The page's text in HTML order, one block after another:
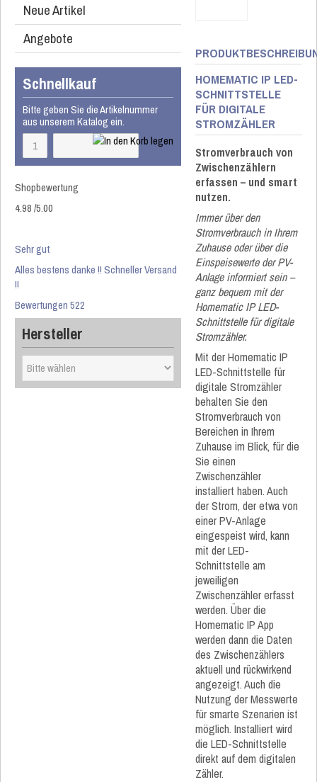
Neue Artikel
Angebote
Schnellkauf
Bitte geben Sie die Artikelnummer
aus unserem Katalog ein.
Shopbewertung
4.98/5.00
Sehr gut
Alles bestens danke !! Schneller Versand
!!
Bewertungen 522
Hersteller
HOMEMATIC IP LED-
SCHNITTSTELLE
FÜR DIGITALE
STROMZÄHLER
Stromverbrauch von
Zwischenzählern
erfassen – und smart
nutzen.
Immer über den
Stromverbrauch in Ihrem
Zuhause oder über die
Einspeisewerte der PV-
Anlage informiert sein –
ganz bequem mit der
Homematic IP LED-
Schnittstelle für digitale
Stromzähler.
Mit der Homematic IP
LED-Schnittstelle für
digitale Stromzähler
behalten Sie den
Stromverbrauch von
Bereichen in Ihrem
Zuhause im Blick, für die
Sie einen
Zwischenzähler
installiert haben. Auch
der Strom, der etwa von
einer PV-Anlage
eingespeist wird, kann
mit der LED-
Schnittstelle am
jeweiligen
Zwischenzähler erfasst
werden. Über die
Homematic IP App
werden dann die Daten
des Zwischenzählers
aktuell und rückwirkend
angezeigt. Auch die
Nutzung der Messwerte
für smarte Szenarien ist
möglich. Installiert wird
die LED-Schnittstelle
direkt auf dem digitalen
Zähler.